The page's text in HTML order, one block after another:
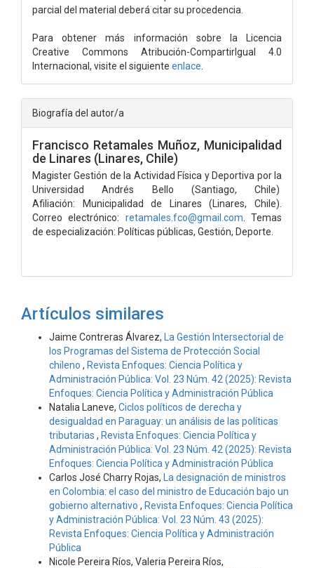
parcial del material deberá citar su procedencia.
Para obtener más información sobre la Licencia
Creative Commons Atribución-CompartirIgual 4.0
Internacional, visite el siguiente enlace
Biografía del autor/a
Francisco Retamales Muñoz, Municipalidad
de Linares (Linares, Chile)
Magister Gestión de la Actividad Física y Deportiva por la
Universidad Andrés Bello (Santiago, Chile)
Afiliación: Municipalidad de Linares (Linares, Chile).
Correo electrónico: retamales.fco@gmail.com . Temas
de especialización: Políticas públicas, Gestión, Deporte.
Artículos similares
Jaime Contreras Álvarez,
La Gestión Intersectorial de
los Programas del Sistema de Protección Social
chileno , Revista Enfoques: Ciencia Política y
Administración Pública: Vol. 23 Núm. 42 (2025): Revista
Enfoques: Ciencia Política y Administración Pública
Natalia Laneve, Ciclos políticos de derecha y
desigualdad en Paraguay: un análisis de las políticas
tributarias , Revista Enfoques: Ciencia Política y
Administración Pública: Vol. 23 Núm. 42 (2025): Revista
Enfoques: Ciencia Política y Administración Pública
Carlos José Charry Rojas,
La designación de ministros
en Colombia: el caso del ministro de Educación bajo un
gobierno alternativo , Revista Enfoques: Ciencia Política
y Administración Pública: Vol. 23 Núm. 43 (2025):
Revista Enfoques: Ciencia Política y Administración
Pública
Nicole Pereira Ríos, Valeria Pereira Ríos,